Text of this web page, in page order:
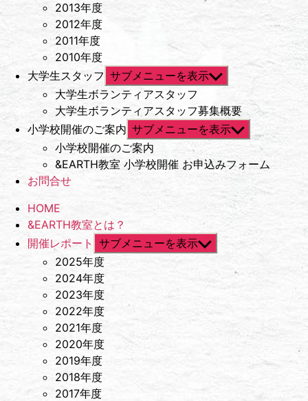
2013年度
2012年度
2011年度
2010年度
大学生スタッフ サブメニューを表示
大学生ボランティアスタッフ
大学生ボランティアスタッフ募集概要
小学校開催のご案内 サブメニューを表示
小学校開催のご案内
&EARTH教室 小学校開催 お申込みフォーム
お問合せ
HOME
&EARTH教室とは？
開催レポート サブメニューを表示
2025年度
2024年度
2023年度
2022年度
2021年度
2020年度
2019年度
2018年度
2017年度